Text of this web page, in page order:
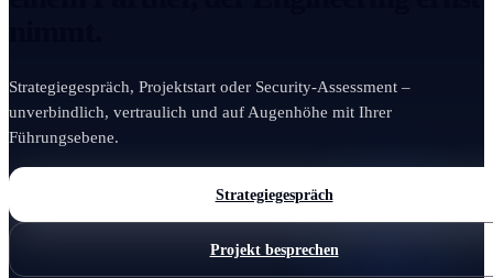
Strategiegespräch, Projektstart oder Security-Assessment –
unverbindlich, vertraulich und auf Augenhöhe mit Ihrer
Führungsebene.
Strategiegespräch
Projekt besprechen